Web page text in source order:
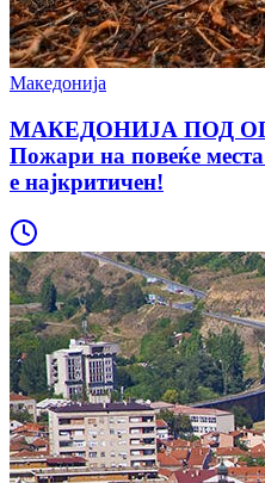
Македонија
МАКЕДОНИЈА ПОД
Пожари на повеќе
е најкритичен!